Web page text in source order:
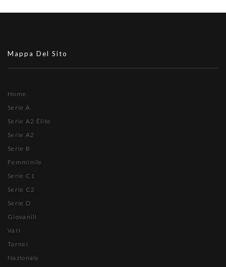
Mappa Del Sito
Home
Serie A
Serie A2 Élite
Serie A2
Serie B
Femminile
Serie C1
Serie C2
Serie D
Giovanili
Vari
Tornei
Nazionale